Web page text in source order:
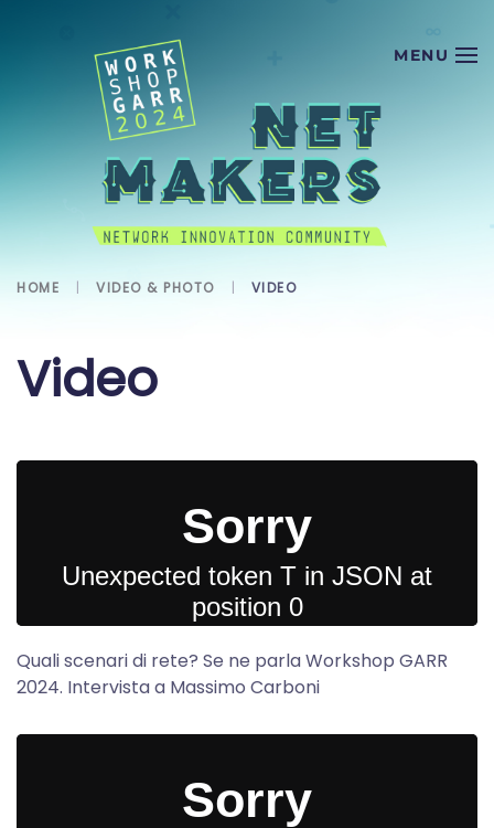
Skip to main content
HOME VIDEO & PHOTO VIDEO
Video
Quali scenari di rete? Se ne parla Workshop GARR
2024. Intervista a Massimo Carboni